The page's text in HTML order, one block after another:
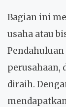
Bagian ini
usaha atau
perusahaan,
diraih.